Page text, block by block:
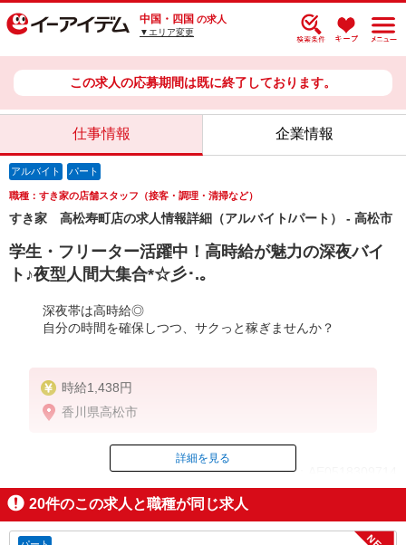
中国・四国 の求人
▼エリア変更
この求人の応募期間は既に終了しております。
仕事情報 企業情報
アルバイト パート
職種：すき家の店舗スタッフ（接客・調理・清掃など）
すき家 高松寿町店の求人情報詳細（アルバイト/パート） - 高松市
学生・フリーター活躍中！高時給が魅力の深夜バイ
ト♪夜型人間大集合*☆彡･.｡
深夜帯は高時給◎
自分の時間を確保しつつ、サクっと稼ぎませんか？
時給1,438円
香川県高松市
ID：AE0518309714
掲載期間終了
詳細を見る
20件のこの求人と職種が同じ求人